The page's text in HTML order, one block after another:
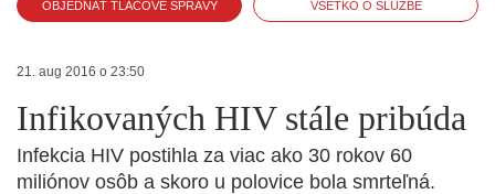
OBJEDNAŤ TLAČOVÉ SPRÁVY VŠETKO O SLUŽBE
21. aug 2016 o 23:50
Infikovaných HIV stále pribúda
Infekcia HIV postihla za viac ako 30 rokov 60
miliónov osôb a skoro u polovice bola smrteľná.